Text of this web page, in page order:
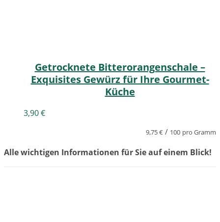
Getrocknete Bitterorangenschale –
Exquisites Gewürz für Ihre Gourmet-
Küche
3,90€
9,75€ / 100 pro Gramm
Alle wichtigen Informationen für Sie auf einem Blick!